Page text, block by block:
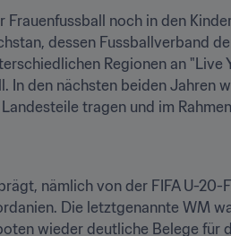
noch in den
dessen Fussballverband
Regionen an "Live
In den nächsten beiden Jahren
tragen und im
nämlich von der FIFA U-
Die letztgenannte WM
wieder deutliche Belege für